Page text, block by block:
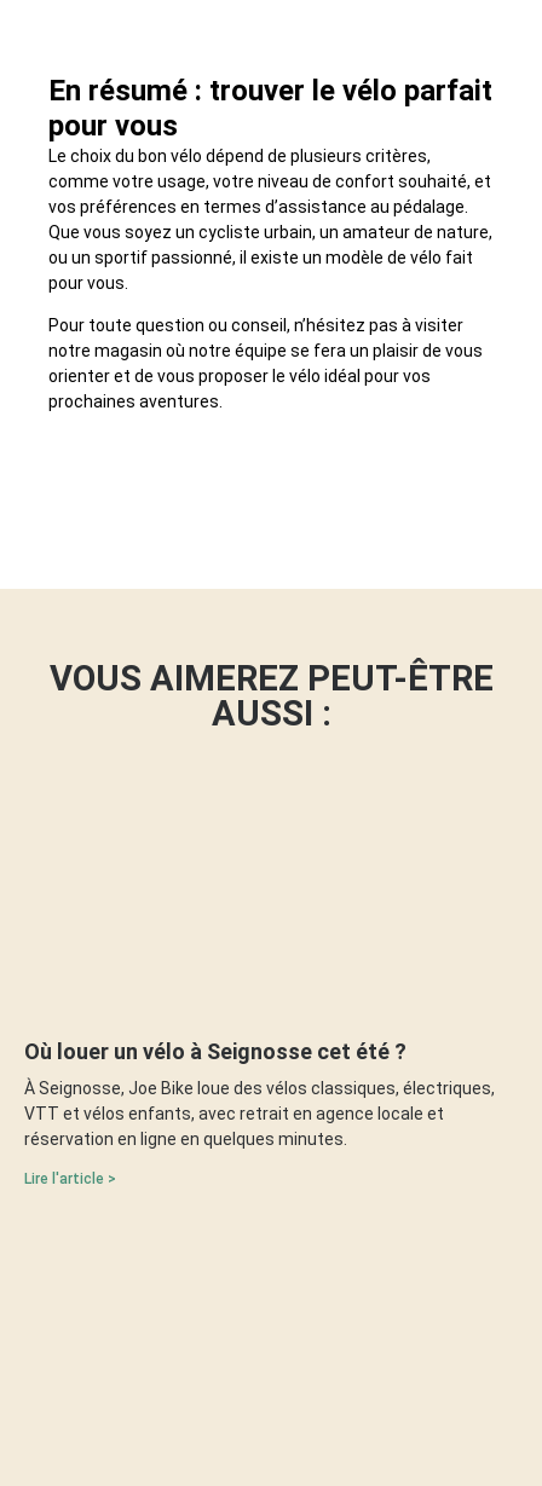
En résumé : trouver le vélo parfait
pour vous
Le choix du bon vélo dépend de plusieurs critères,
comme votre usage, votre niveau de confort souhaité, et
vos préférences en termes d’assistance au pédalage.
Que vous soyez un cycliste urbain, un amateur de nature,
ou un sportif passionné, il existe un modèle de vélo fait
pour vous.
Pour toute question ou conseil, n’hésitez pas à visiter
notre magasin où notre équipe se fera un plaisir de vous
orienter et de vous proposer le vélo idéal pour vos
prochaines aventures.
VOUS AIMEREZ PEUT-ÊTRE
AUSSI :
Où louer un vélo à Seignosse cet été ?
À Seignosse, Joe Bike loue des vélos classiques, électriques,
VTT et vélos enfants, avec retrait en agence locale et
réservation en ligne en quelques minutes.
Lire l'article >